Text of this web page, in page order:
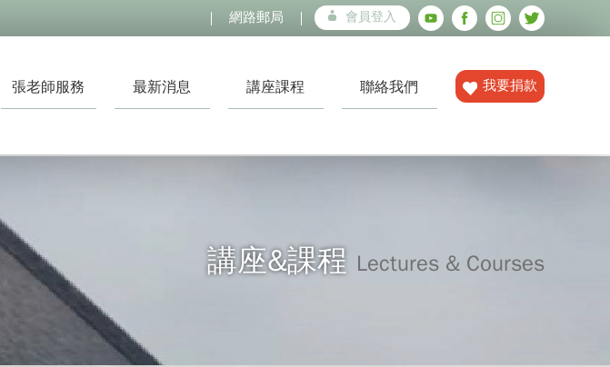
網路郵局 會員登入
張老師服務 最新消息 講座課程 聯絡我們 我要捐款
講座&課程 Lectures & Courses